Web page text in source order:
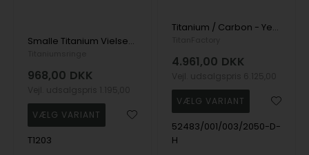
Smalle Titanium Vielsesringe, blankpoleret, 3 mm bred
968,00 DKK
T1203
Titanium / Carbon - Yes I do - Vielsesringe med 1 x 0,03 ct diamant
4.961,00 DKK
52483/001/003/2050-D-
H